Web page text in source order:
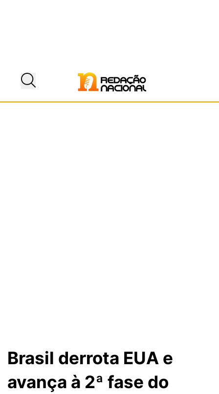
Brasil derrota EUA e
avança à 2ª fase do